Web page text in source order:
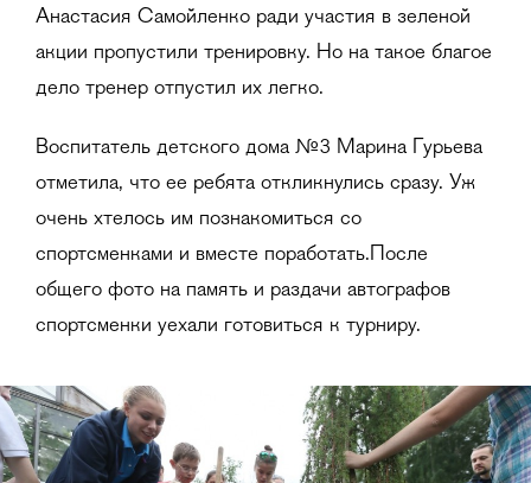
Анастасия Самойленко ради участия в зеленой
акции пропустили тренировку. Но на такое благое
дело тренер отпустил их легко.
Воспитатель детского дома №3 Марина Гурьева
отметила, что ее ребята откликнулись сразу. Уж
очень хтелось им познакомиться со
спортсменками и вместе поработать.После
общего фото на память и раздачи автографов
спортсменки уехали готовиться к турниру.